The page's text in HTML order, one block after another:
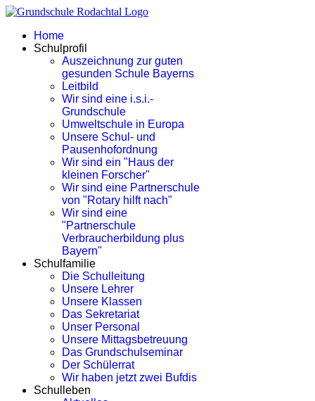
Home
Schulprofil
Auszeichnung zur guten
gesunden Schule Bayerns
Leitbild
Wir sind eine i.s.i.-
Grundschule
Umweltschule in Europa
Unsere Schul- und
Pausenhofordnung
Wir sind ein "Haus der
kleinen Forscher"
Wir sind eine Partnerschule
von "Rotary hilft nach"
Wir sind eine
"Partnerschule
Verbraucherbildung plus
Bayern"
Schulfamilie
Die Schulleitung
Unsere Lehrer
Unsere Klassen
Das Sekretariat
Unser Personal
Unsere Mittagsbetreuung
Das Grundschulseminar
Der Schülerrat
Wir haben jetzt zwei Bufdis
Schulleben